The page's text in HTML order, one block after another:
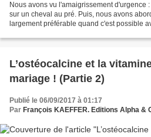
Nous avons vu l'amaigrissement d'urgence
sur un cheval au pré. Puis, nous avons
largement préférable quand c'est possible
L’ostéocalcine et la
mariage ! (Partie 2)
Publié le 06/09/2017 à 01:17
Par François KAEFFER. Editions Alpha &